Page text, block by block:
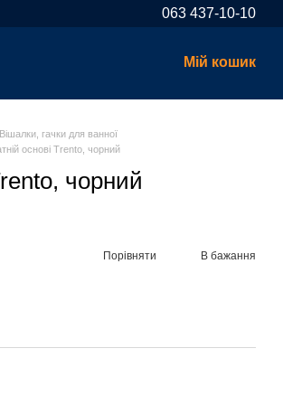
063 437-10-10
Мій кошик
Вішалки, гачки для ванної
основі Trento, чорний
чорний
Порівняти В бажання